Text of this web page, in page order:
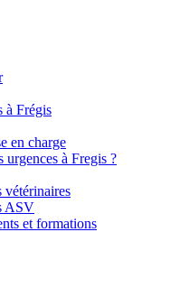
à Frégis
en charge
urgences à Fregis ?
vétérinaires
ASV
et formations